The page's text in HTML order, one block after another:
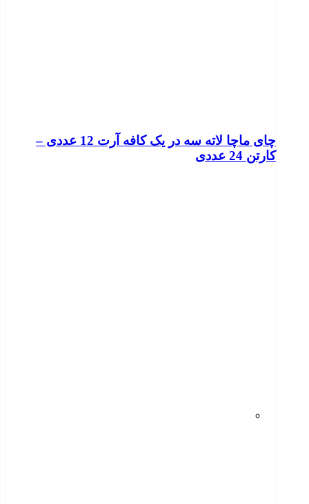
چای ماچا لاته سه در یک کافه آرت 12 عددی –
کارتن 24 عددی